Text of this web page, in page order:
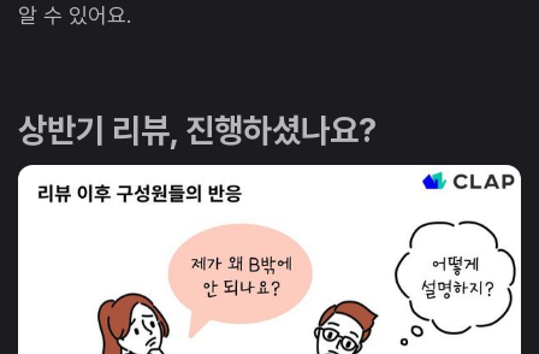
알 수 있어요.
상반기 리뷰, 진행하셨나요?